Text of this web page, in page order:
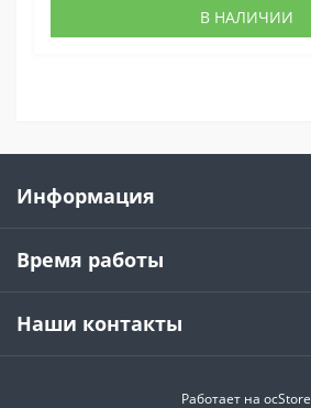
В НАЛИЧИИ
Информация
Время работы
Наши контакты
Работает на ocStore